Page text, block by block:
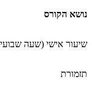
נושא הקורס
שיעור אישי (שעה
תזמורת